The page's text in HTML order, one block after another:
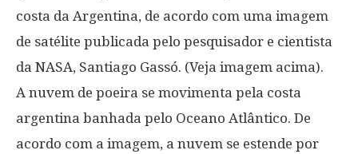
costa da Argentina, de acordo com uma imagem
de satélite publicada pelo pesquisador e cientista
da NASA, Santiago Gassó. (Veja imagem acima).
A nuvem de poeira se movimenta pela costa
argentina banhada pelo Oceano Atlântico. De
acordo com a imagem, a nuvem se estende por